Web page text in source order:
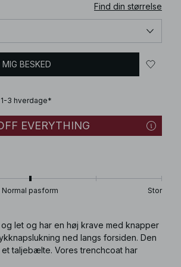
Find din størrelse
MIG BESKED
3 hverdage*
EVERYTHING
Normal pasform Stor
let og har en høj krave med knapper
ned langs forsiden. Den
taljebælte. Vores trenchcoat har
justérbar knapmanchet og et ternet